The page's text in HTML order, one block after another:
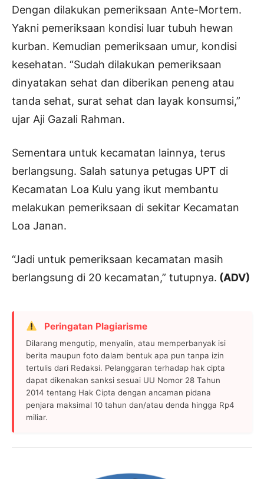
Dengan dilakukan pemeriksaan Ante-Mortem.
Yakni pemeriksaan kondisi luar tubuh hewan
kurban. Kemudian pemeriksaan umur, kondisi
kesehatan. “Sudah dilakukan pemeriksaan
dinyatakan sehat dan diberikan peneng atau
tanda sehat, surat sehat dan layak konsumsi,”
ujar Aji Gazali Rahman.
Sementara untuk kecamatan lainnya, terus
berlangsung. Salah satunya petugas UPT di
Kecamatan Loa Kulu yang ikut membantu
melakukan pemeriksaan di sekitar Kecamatan
Loa Janan.
“Jadi untuk pemeriksaan kecamatan masih
berlangsung di 20 kecamatan,” tutupnya. (ADV)
Peringatan Plagiarisme
Dilarang mengutip, menyalin, atau memperbanyak isi
berita maupun foto dalam bentuk apa pun tanpa izin
tertulis dari Redaksi. Pelanggaran terhadap hak cipta
dapat dikenakan sanksi sesuai UU Nomor 28 Tahun
2014 tentang Hak Cipta dengan ancaman pidana
penjara maksimal 10 tahun dan/atau denda hingga Rp4
miliar.